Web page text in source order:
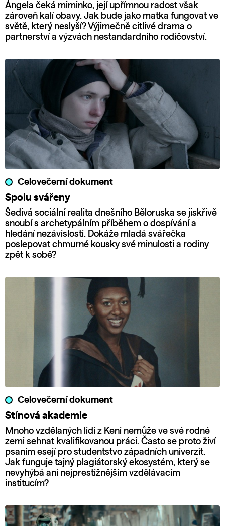
Ángela čeká miminko, její upřímnou radost však
zároveň kalí obavy. Jak bude jako matka fungovat ve
světě, který neslyší? Výjimečně citlivé drama o
partnerství a výzvách nestandardního rodičovství.
Celovečerní dokument
Spolu svářeny
Šedivá sociální realita dnešního Běloruska se jiskřivě
snoubí s archetypálním příběhem o dospívání a
hledání nezávislosti. Dokáže mladá svářečka
poslepovat chmurné kousky své minulosti a rodiny
zpět k sobě?
Celovečerní dokument
Stínová akademie
Mnoho vzdělaných lidí z Keni nemůže ve své rodné
zemi sehnat kvalifikovanou práci. Často se proto živí
psaním esejí pro studentstvo západních univerzit.
Jak funguje tajný plagiátorský ekosystém, který se
nevyhýbá ani nejprestižnějším vzdělávacím
institucím?